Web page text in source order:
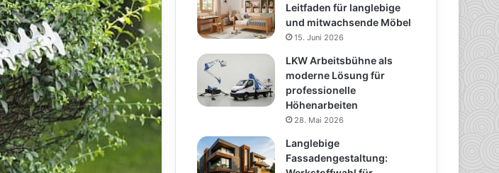
Leitfaden für langlebige
und mitwachsende Möbel
15. Juni 2026
LKW Arbeitsbühne als
moderne Lösung für
professionelle
Höhenarbeiten
28. Mai 2026
Langlebige
Fassadengestaltung: